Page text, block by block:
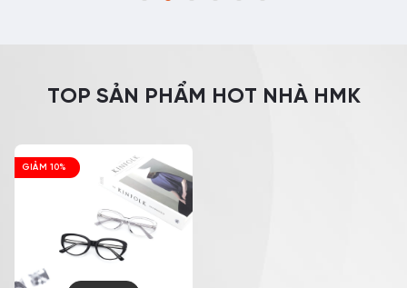
TOP SẢN PHẨM HOT NHÀ HMK
GIẢM 10%